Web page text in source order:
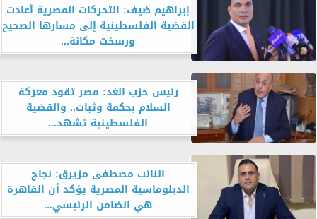
إبراهيم ضيف: التحركات المصرية أعادت
القضية الفلسطينية إلى مسارها الصحيح
ورسخت مكانة...
رئيس حزب الغد: مصر تقود معركة
السلام بحكمة وثبات.. والقضية
الفلسطينية تشهد...
النائب مصطفى مزيرق: نجاح
الدبلوماسية المصرية يؤكد أن القاهرة
هي الضامن الرئيسي...